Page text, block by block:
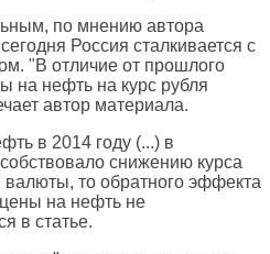
по мнению автора
Россия сталкивается с
"В отличие от прошлого
на нефть на курс рубля
автор материала.
в 2014 году (...) в
снижению курса
валюты, то обратного эффекта
цены на нефть не
в статье.